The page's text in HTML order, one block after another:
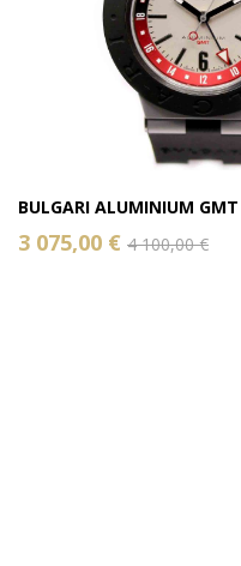
BULGARI ALUMINIUM GMT
3 075,00 € 4 100,00 €